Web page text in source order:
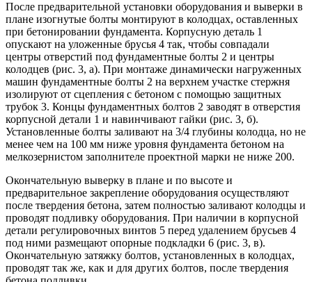
После предварительной установки оборудования и выверки в
плане изогнутые болты монтируют в колодцах, оставленных
при бетонировании фундамента. Корпусную деталь 1
опускают на уложенные брусья 4 так, чтобы совпадали
центры отверстий под фундаментные болты 2 и центры
колодцев (рис. 3, а). При монтаже динамически нагруженных
машин фундаментные болты 2 на верхнем участке стержня
изолируют от сцепления с бетоном с помощью защитных
трубок 3. Концы фундаментных болтов 2 заводят в отверстия
корпусной детали 1 и навинчивают гайки (рис. 3, б).
Установленные болты заливают на 3/4 глубины колодца, но не
менее чем на 100 мм ниже уровня фундамента бетоном на
мелкозернистом заполнителе проектной марки не ниже 200.
Окончательную выверку в плане и по высоте и
предварительное закрепление оборудования осуществляют
после твердения бетона, затем полностью заливают колодцы и
проводят подливку оборудования. При наличии в корпусной
детали регулировочных винтов 5 перед удалением брусьев 4
под ними размещают опорные подкладки 6 (рис. 3, в).
Окончательную затяжку болтов, установленных в колодцах,
проводят так же, как и для других болтов, после твердения